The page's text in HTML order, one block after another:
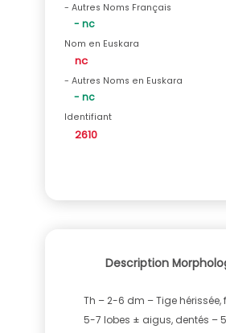
- Autres Noms Français
- nc
Nom en Euskara
nc
- Autres Noms en Euskara
- nc
Identifiant
2610
Description
Th – 2-6 dm – Tige hérissée,
5-7 lobes ± aigus, dentés –